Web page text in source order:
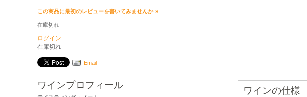
この商品に最初のレビューを書いてみませんか »
在庫切れ
ログイン
在庫切れ
Email
ワインの仕様
ワインプロフィール